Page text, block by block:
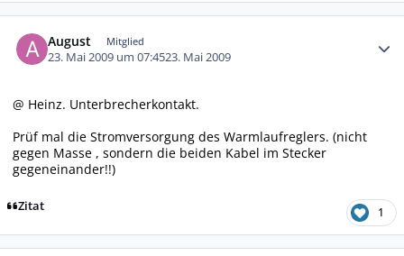
August Mitglied
23. Mai 2009 um 07:4523. Mai 2009
@ Heinz. Unterbrecherkontakt.
Prüf mal die Stromversorgung des Warmlaufreglers. (nicht
gegen Masse , sondern die beiden Kabel im Stecker
gegeneinander!!)
Zitat 1